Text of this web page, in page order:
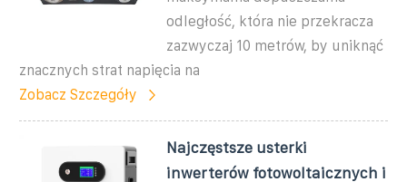
odległość, która nie przekracza
zazwyczaj 10 metrów, by uniknąć
znacznych strat napięcia na
Zobacz Szczegóły
Najczęstsze usterki
inwerterów fotowoltaicznych i